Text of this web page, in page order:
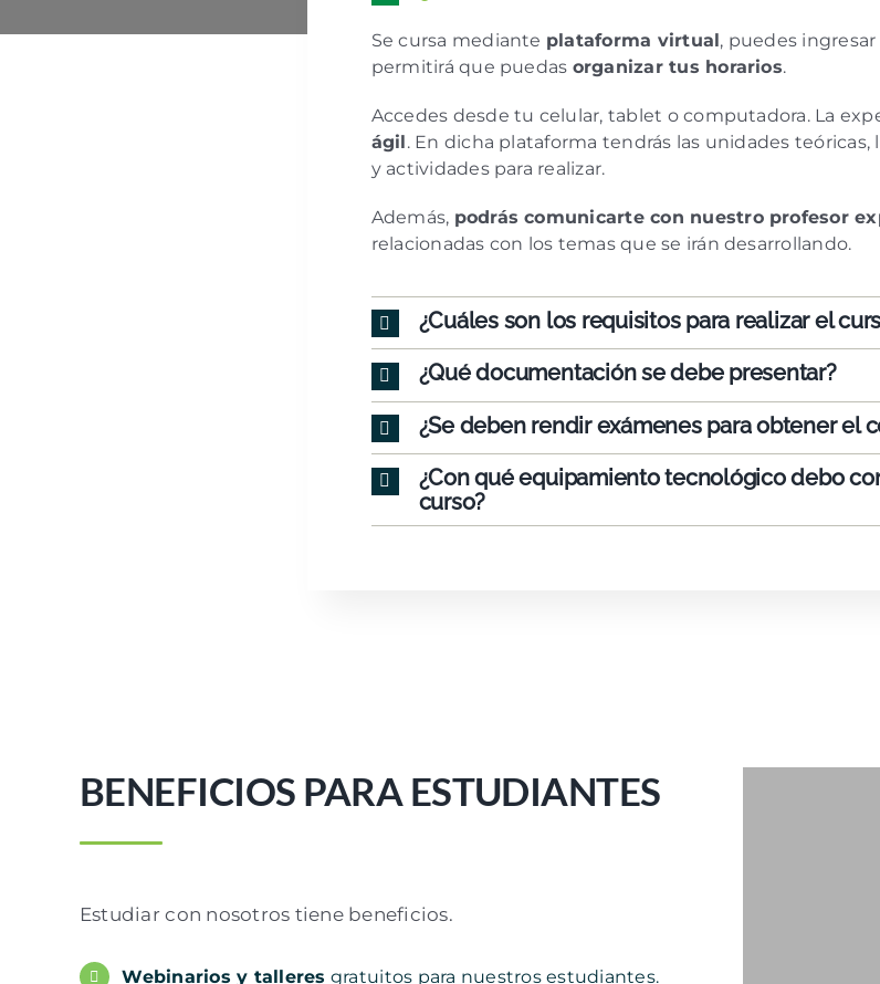
Se cursa mediante plataforma virtual, puedes
permitirá que puedas organizar tus horarios.
Accedes desde tu celular, tablet o computadora. La
ágil. En dicha plataforma tendrás las unidades teóricas,
y actividades para realizar.
Además, podrás comunicarte con nuestro profesor
relacionadas con los temas que se irán desarrollando.
¿Cuáles son los requisitos para realizar el
¿Qué documentación se debe presentar?
¿Se deben rendir exámenes para obtener el
¿Con qué equipamiento tecnológico debo
curso?
BENEFICIOS PARA ESTUDIANTES
Estudiar con nosotros tiene beneficios.
Webinarios y talleres gratuitos para nuestros estudiantes.